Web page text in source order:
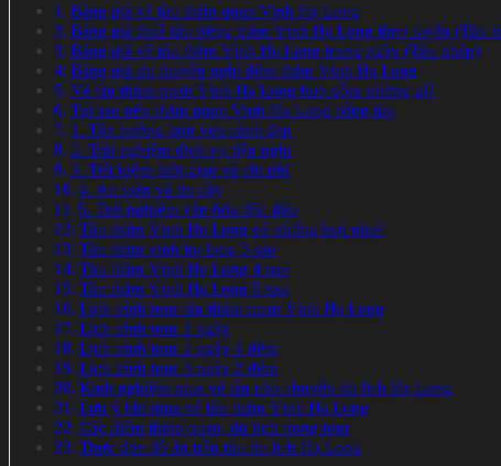
Bảng giá vé tàu thăm quan Vịnh Hạ Long
Bảng giá thuê tàu riêng thăm Vịnh Hạ Long theo tuyến (Tàu
Bảng giá vé tàu thăm Vịnh Hạ Long trong ngày (Tàu ghép)
Bảng giá du thuyền nghỉ đêm thăm Vịnh Hạ Long
Vé tàu thăm quan Vịnh Hạ Long bao gồm những gì?
Tại sao nên thăm quan Vịnh Hạ Long bằng tàu
1. Tận hưởng trọn vẹn cảnh đẹp
2. Trải nghiệm dịch vụ tiện nghi
3. Tiết kiệm thời gian và chi phí
4. An toàn và tin cậy
5. Trải nghiệm văn hóa độc đáo
Tàu thăm Vịnh Hạ Long có những loại nào?
Tàu thăm vịnh hạ long 3 sao
Tàu thăm Vịnh Hạ Long 4 sao
Tàu thăm Vịnh Hạ Long 5 sao
Lịch trình tour tàu thăm quan Vịnh Hạ Long
Lịch trình tour 1 ngày
Lịch trình tour 2 ngày 1 đêm
Lịch trình tour 3 ngày 2 đêm
Kinh nghiệm mua vé tàu cho chuyến du lịch Hạ Long
Lưu ý khi mua vé tàu thăm Vịnh Hạ Long
Các điểm thăm quan, du lịch trong tour
Thực đơn đồ ăn trên tàu du lịch Hạ Long